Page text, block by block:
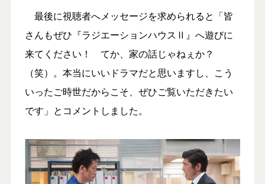
最後に視聴者へメッセージを求められると「皆
さんもぜひ『ラジエーションハウスⅡ』へ遊びに
来てください！ てか、家の話じゃねぇか？
（笑）。本当にいいドラマだと思いますし、こう
いったご時世だからこそ、ぜひご覧いただきたい
です」とコメントしました。